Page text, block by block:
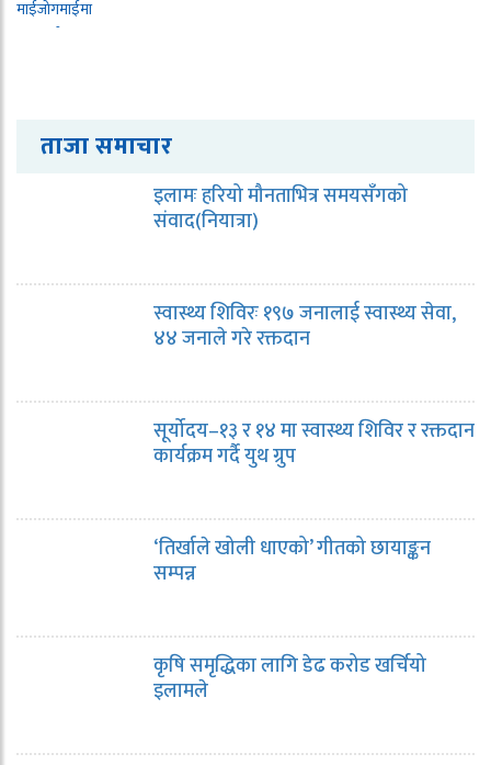
ताजा समाचार
इलामः हरियो मौनताभित्र समयसँगको
संवाद(नियात्रा)
स्वास्थ्य शिविरः १९७ जनालाई स्वास्थ्य सेवा,
४४ जनाले गरे रक्तदान
सूर्योदय–१३ र १४ मा स्वास्थ्य शिविर र रक्तदान
कार्यक्रम गर्दै युथ ग्रुप
‘तिर्खाले खोली धाएको’ गीतको छायाङ्कन
सम्पन्न
कृषि समृद्धिका लागि डेढ करोड खर्चियो
इलामले